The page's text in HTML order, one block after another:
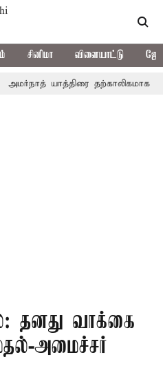
சினிமா விளையாட்டு
யாத்திரை தற்காலிகமாக நிறுத்தம்
தனது வாக்கை
அமைச்சர்